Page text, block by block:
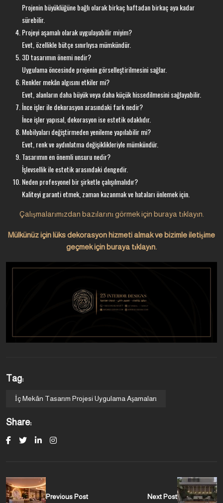
Projenin büyüklüğüne bağlı olarak birkaç haftadan birkaç aya kadar
sürebilir.
Projeyi aşamalı olarak uygulayabilir miyim?
Evet, özellikle bütçe sınırlıysa mümkündür.
3D tasarımın önemi nedir?
Uygulama öncesinde projenin görselleştirilmesini sağlar.
Renkler mekân algısını etkiler mi?
Evet, alanların daha büyük veya daha küçük hissedilmesini sağlayabilir.
İnce işler ile dekorasyon arasındaki fark nedir?
İnce işler yapısal, dekorasyon ise estetik odaklıdır.
Mobilyaları değiştirmeden yenileme yapılabilir mi?
Evet, renk ve aydınlatma değişiklikleriyle mümkündür.
Tasarımın en önemli unsuru nedir?
İşlevsellik ile estetik arasındaki dengedir.
Neden profesyonel bir şirketle çalışılmalıdır?
Kaliteyi garanti etmek, zaman kazanmak ve hataları önlemek için.
Çalışmalarımızdan bazılarını görmek için buraya tıklayın.
Mülkünüz için lüks dekorasyon hizmeti almak ve bizimle iletişime
geçmek için buraya tıklayın.
Tag:
İç Mekân Tasarım Projesi Uygulama Aşamaları
Share:
Previous Post Next Post